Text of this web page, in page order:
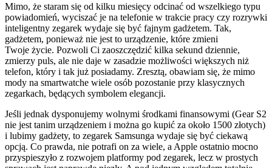
Mimo, że staram się od kilku miesięcy odcinać od wszelkiego typu
powiadomień, wyciszać je na telefonie w trakcie pracy czy rozrywki
inteligentny zegarek wydaje się być fajnym gadżetem. Tak,
gadżetem, ponieważ nie jest to urządzenie, które zmieni
Twoje życie. Pozwoli Ci zaoszczędzić kilka sekund dziennie,
zmierzy puls, ale nie daje w zasadzie możliwości większych niż
telefon, który i tak już posiadamy. Zresztą, obawiam się, że mimo
mody na smartwatche wiele osób pozostanie przy klasycznych
zegarkach, będących symbolem elegancji.
Jeśli jednak dysponujemy wolnymi środkami finansowymi (Gear S2
nie jest tanim urządzeniem i można go kupić za około 1500 złotych)
i lubimy gadżety, to zegarek Samsunga wydaje się być ciekawą
opcją. Co prawda, nie potrafi on za wiele, a Apple ostatnio mocno
przyspieszyło z rozwojem platformy pod zegarek, lecz w prostych